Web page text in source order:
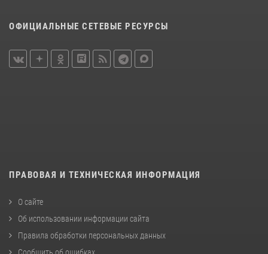
ОФИЦИАЛЬНЫЕ СЕТЕВЫЕ РЕСУРСЫ
ПРАВОВАЯ И ТЕХНИЧЕСКАЯ ИНФОРМАЦИЯ
О сайте
Об использовании информации сайта
Правила обработки персональных данных